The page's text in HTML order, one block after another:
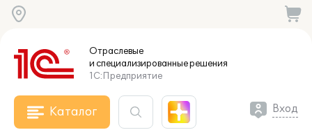
Отраслевые
и специализированныерешения
1С:Предприятие
Каталог Вход